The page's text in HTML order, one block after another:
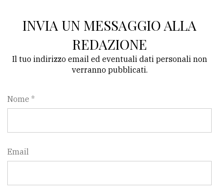
INVIA UN MESSAGGIO ALLA
REDAZIONE
Il tuo indirizzo email ed eventuali dati personali non
verranno pubblicati.
Nome *
Email